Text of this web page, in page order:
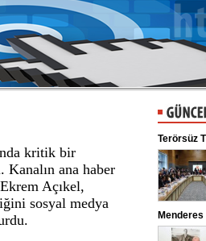
kritik bir
Kanalın ana haber
Açıkel,
sosyal medya
Uluslararası kredi derecelendirme
kuruluşu Moody's, Türkiye'ye ilişkin
periyodik incelemesini tamamladı ...
babasından tepki: Hiç mi
Terörsüz
10